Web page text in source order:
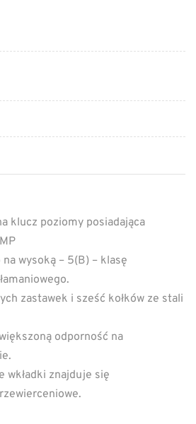
klucz poziomy posiadająca
wysoką – 5(B) – klasę
zastawek i sześć kołków ze stali
odporność na
wkładki znajduje się